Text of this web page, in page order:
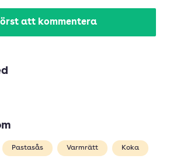
att kommentera
Pastasås Varmrätt Koka